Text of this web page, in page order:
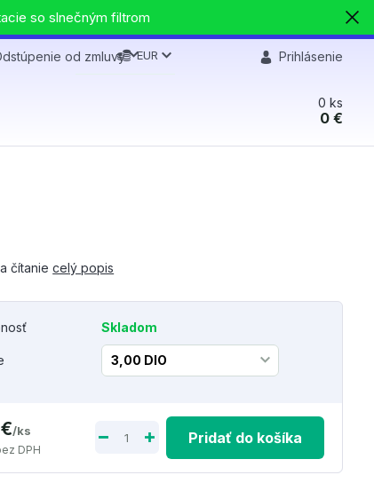
so slnečným filtrom
od zmluvy EUR Prihlásenie
0 ks
0 €
čítaniecelý popis
Skladom
/ks
DPH
Pridať do košíka